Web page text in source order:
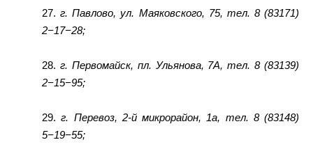
27.г. Павлово, ул. Маяковского, 75, тел. 8 (83171)
2−17−28;
28. г. Первомайск, пл. Ульянова, 7А, тел. 8 (83139)
2−15−95;
29.г. Перевоз, 2-й микрорайон, 1а, тел. 8 (83148)
5−19−55;